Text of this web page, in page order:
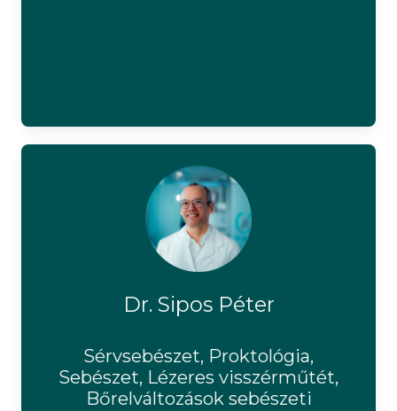
Dr. Sipos Péter
Sérvsebészet, Proktológia,
Sebészet, Lézeres visszérműtét,
Bőrelváltozások sebészeti